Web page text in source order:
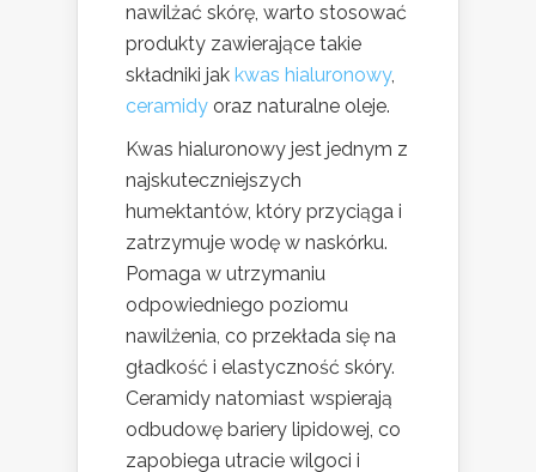
nawilżać skórę, warto stosować
produkty zawierające takie
składniki jak kwas hialuronowy,
ceramidy oraz naturalne oleje.
Kwas hialuronowy jest jednym z
najskuteczniejszych
humektantów, który przyciąga i
zatrzymuje wodę w naskórku.
Pomaga w utrzymaniu
odpowiedniego poziomu
nawilżenia, co przekłada się na
gładkość i elastyczność skóry.
Ceramidy natomiast wspierają
odbudowę bariery lipidowej, co
zapobiega utracie wilgoci i